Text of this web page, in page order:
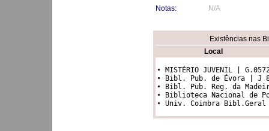
Notas: N/A
Existências nas
Local
• MISTÉRIO JUVENIL |
• Bibl. Pub. de Évora | J
• Bibl. Pub. Reg. da
• Biblioteca Nacional de